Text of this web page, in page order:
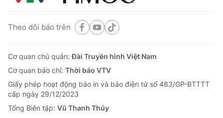
Theo dõi báo trên
Cơ quan chủ quản:Đài Truyền hình Việt Nam
Cơ quan báo chí: Thời báo VTV
Giấy phép hoạt động báo in và báo điện tử số 483/GP-BTTTT
cấp ngày 29/12/2023
Tổng Biên tập: Vũ Thanh Thủy